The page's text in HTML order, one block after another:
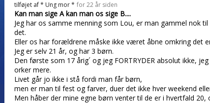
tilføjet af* Ung mor * for 22 år siden
Kan man sige A kan man os sige B....
Jeg har os samme menning som Lou, er man gammel nok
det.
Eller os har forældrene måske ikke været åbne omkring det
Jeg er selv 21 år, og har 3 børn.
Den første som 17 årig´ og jeg FORTRYDER absolut ikke,
orker mere.
Livet går jo ikke i stå fordi man får børn,
men er man til fest og farver, duer det ikke hver weekend
Men håber der mine egne børn venter til de er i hvertfald